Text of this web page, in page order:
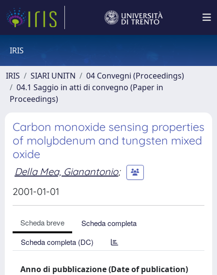
IRIS
IRIS SIARI UNITN
04 Convegni (Proceedings)
04.1 Saggio in atti di convegno (Paper in
Proceedings)
Carbon monoxide sensing properties
of molybdenum and tungsten mixed
oxide
Della Mea, Gianantonio;
2001-01-01
Scheda breve
Scheda completa
Scheda completa (DC)
Anno di pubblicazione (Date of publication)